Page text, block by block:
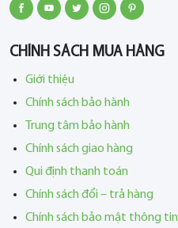
CHÍNH SÁCH MUA HÀNG
Giới thiệu
Chính sách bảo hành
Trung tâm bảo hành
Chính sách giao hàng
Qui định thanh toán
Chính sách đổi – trả hàng
Chính sách bảo mật thông tin